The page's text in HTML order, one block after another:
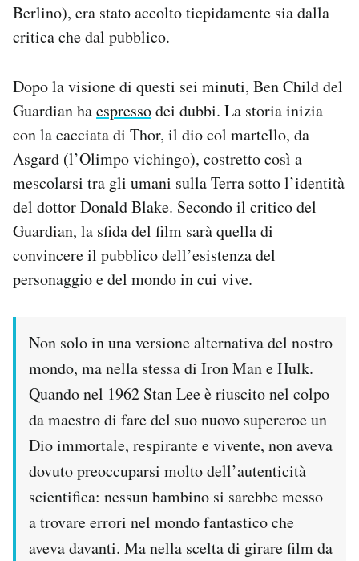
Berlino), era stato accolto tiepidamente sia dalla
critica che dal pubblico.
Dopo la visione di questi sei minuti, Ben Child del
Guardian haespressodei dubbi. La storia inizia
con la cacciata di Thor, il dio col martello, da
Asgard (l’Olimpo vichingo), costretto così a
mescolarsi tra gli umani sulla Terra sotto l’identità
del dottor Donald Blake. Secondo il critico del
Guardian, la sfida del film sarà quella di
convincere il pubblico dell’esistenza del
personaggio e del mondo in cui vive.
Non solo in una versione alternativa del nostro
mondo, ma nella stessa di Iron Man e Hulk.
Quando nel 1962 Stan Lee è riuscito nel colpo
da maestro di fare del suo nuovo supereroe un
Dio immortale, respirante e vivente, non aveva
dovuto preoccuparsi molto dell’autenticità
scientifica: nessun bambino si sarebbe messo
a trovare errori nel mondo fantastico che
aveva davanti. Ma nella scelta di girare film da